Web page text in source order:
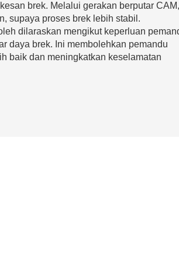
brek. Melalui gerakan berputar CAM,
supaya proses brek lebih stabil.
dilaraskan mengikut keperluan
daya brek. Ini membolehkan pemandu
baik dan meningkatkan keselamatan